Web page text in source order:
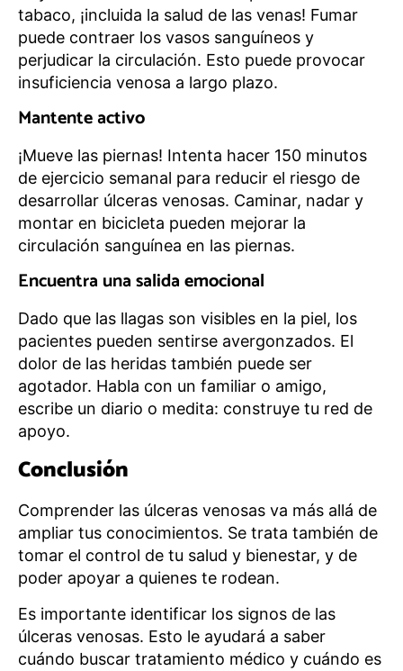
tabaco, ¡incluida la salud de las venas! Fumar
puede contraer los vasos sanguíneos y
perjudicar la circulación. Esto puede provocar
insuficiencia venosa a largo plazo.
Mantente activo
¡Mueve las piernas! Intenta hacer 150 minutos
de ejercicio semanal para reducir el riesgo de
desarrollar úlceras venosas. Caminar, nadar y
montar en bicicleta pueden mejorar la
circulación sanguínea en las piernas.
Encuentra una salida emocional
Dado que las llagas son visibles en la piel, los
pacientes pueden sentirse avergonzados. El
dolor de las heridas también puede ser
agotador. Habla con un familiar o amigo,
escribe un diario o medita: construye tu red de
apoyo.
Conclusión
Comprender las úlceras venosas va más allá de
ampliar tus conocimientos. Se trata también de
tomar el control de tu salud y bienestar, y de
poder apoyar a quienes te rodean.
Es importante identificar los signos de las
úlceras venosas. Esto le ayudará a saber
cuándo buscar tratamiento médico y cuándo es